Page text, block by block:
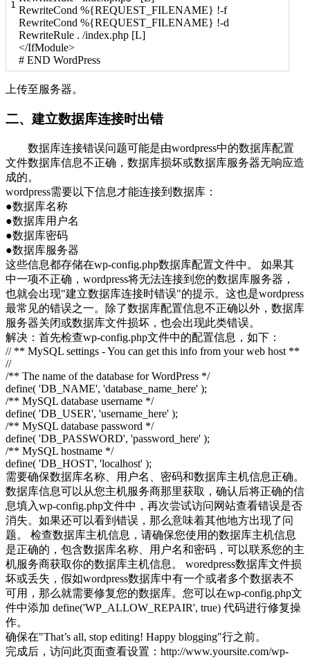
1 RewriteCond %{REQUEST_FILENAME} !-f
RewriteCond %{REQUEST_FILENAME} !-d
RewriteRule . /index.php [L]
</IfModule>
# END WordPress
上传至服务器。
二、建立数据库连接时出错
数据库连接错误问题可能是由wordpress中的数据库配置
文件数据库信息不正确，数据库损坏或数据库服务器无响应造
成的。
wordpress需要以下信息才能连接到数据库：
●数据库名称
●数据库用户名
●数据库密码
●数据库服务器
这些信息都存储在wp-config.php数据库配置文件中。 如果其
中一项不正确，wordpress将无法连接到您的数据库服务器，
也就会出现"建立数据库连接时错误"的提示。这也是wordpress
最常见的错误之一。除了数据库配置信息不正确以外，数据库
服务器关闭或数据库文件损坏，也会出现此类错误。
解决：首先检查wp-config.php文件中的配置信息，如下：
// ** MySQL settings - You can get this info from your web host **
//
/** The name of the database for WordPress */
define( 'DB_NAME', 'database_name_here' );
/** MySQL database username */
define( 'DB_USER', 'username_here' );
/** MySQL database password */
define( 'DB_PASSWORD', 'password_here' );
/** MySQL hostname */
define( 'DB_HOST', 'localhost' );
需要确保数据库名称、用户名、密码和数据库主机信息正确。
数据库信息可以从您主机服务商那里获取，确认后将正确的信
息填入wp-config.php文件中，再次尝试访问网站查看错误是否
消失。如果还可以看到错误，那么意味着其他地方出现了问
题。 检查数据库主机信息，请确保您使用的数据库主机信息
是正确的，包含数据库名称、用户名和密码，可以联系您的主
机服务商获取你的数据库主机信息。 woredpress数据库文件损
坏或丢失，假如wordpress数据库中有一个或者多个数据表不
可用，那么就需要修复您的数据库。您可以在wp-config.php文
件中添加 define('WP_ALLOW_REPAIR', true) 代码进行修复操
作。
确保在"That’s all, stop editing! Happy blogging"行之前。
完成后，访问此页面查看设置：http://www.yoursite.com/wp-